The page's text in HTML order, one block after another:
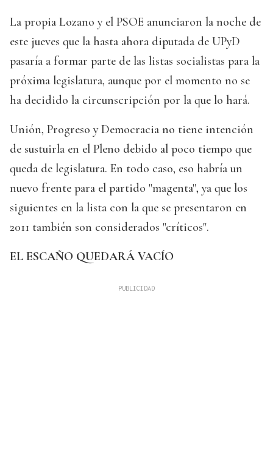
La propia Lozano y el PSOE anunciaron la noche de
este jueves que la hasta ahora diputada de UPyD
pasaría a formar parte de las listas socialistas para la
próxima legislatura, aunque por el momento no se
ha decidido la circunscripción por la que lo hará.
Unión, Progreso y Democracia no tiene intención
de sustuirla en el Pleno debido al poco tiempo que
queda de legislatura. En todo caso, eso habría un
nuevo frente para el partido "magenta", ya que los
siguientes en la lista con la que se presentaron en
2011 también son considerados "críticos".
EL ESCAÑO QUEDARÁ VACÍO